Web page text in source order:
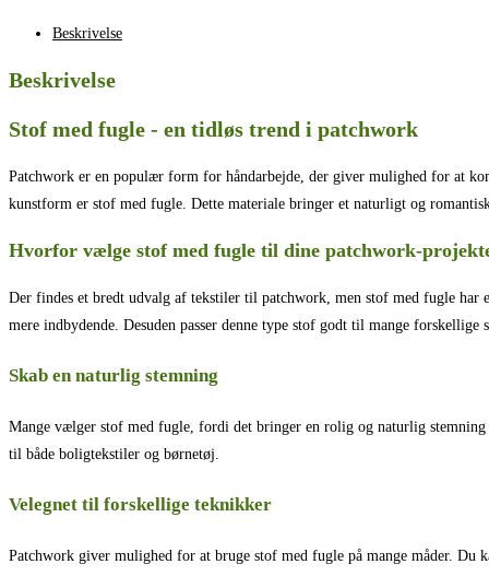
Beskrivelse
Beskrivelse
Stof med fugle - en tidløs trend i patchwork
Patchwork er en populær form for håndarbejde, der giver mulighed for at
kunstform er stof med fugle. Dette materiale bringer et naturligt og
Hvorfor vælge stof med fugle til dine patchwork-
Der findes et bredt udvalg af tekstiler til patchwork, men stof med fugle
mere indbydende. Desuden passer denne type stof godt til mange
Skab en naturlig stemning
Mange vælger stof med fugle, fordi det bringer en rolig og naturlig
til både boligtekstiler og børnetøj.
Velegnet til forskellige teknikker
Patchwork giver mulighed for at bruge stof med fugle på mange måder.